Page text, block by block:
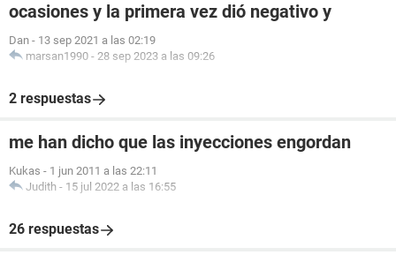
ocasiones y la primera vez dió negativo y
Dan - 13 sep 2021 a las 02:19
marsan1990 - 28 sep 2023 a las 09:26
2 respuestas
me han dicho que las inyecciones engordan
Kukas - 1 jun 2011 a las 22:11
Judith - 15 jul 2022 a las 16:55
26 respuestas